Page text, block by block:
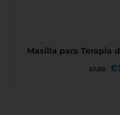
Masilla para Terapia
€7,80
El
€